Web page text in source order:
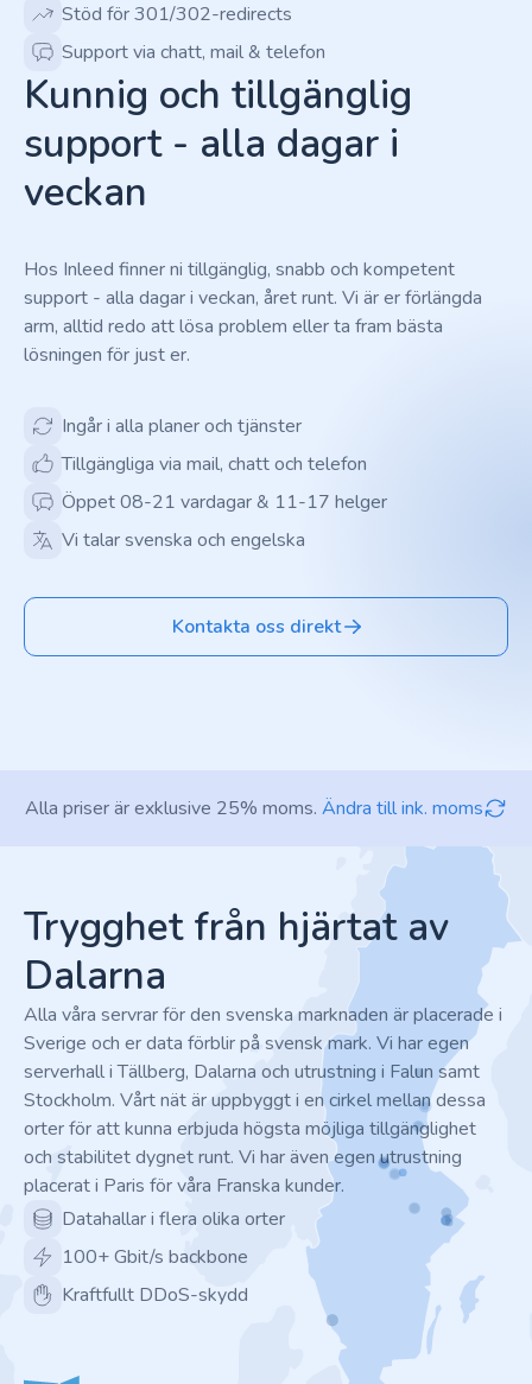
Stöd för 301/302-redirects
Support via chatt, mail & telefon
Kunnig och tillgänglig
support - alla dagar i
veckan
Hos Inleed finner ni tillgänglig, snabb och kompetent
support - alla dagar i veckan, året runt. Vi är er förlängda
arm, alltid redo att lösa problem eller ta fram bästa
lösningen för just er.
Ingår i alla planer och tjänster
Tillgängliga via mail, chatt och telefon
Öppet 08-21 vardagar & 11-17 helger
Vi talar svenska och engelska
Kontakta oss direkt
Alla priser är exklusive 25% moms. Ändra till ink. moms
Trygghet från hjärtat av
Dalarna
Alla våra servrar för den svenska marknaden är placerade i
Sverige och er data förblir på svensk mark. Vi har egen
serverhall i Tällberg, Dalarna och utrustning i Falun samt
Stockholm. Vårt nät är uppbyggt i en cirkel mellan dessa
orter för att kunna erbjuda högsta möjliga tillgänglighet
och stabilitet dygnet runt. Vi har även egen utrustning
placerat i Paris för våra Franska kunder.
Datahallar i flera olika orter
100+ Gbit/s backbone
Kraftfullt DDoS-skydd